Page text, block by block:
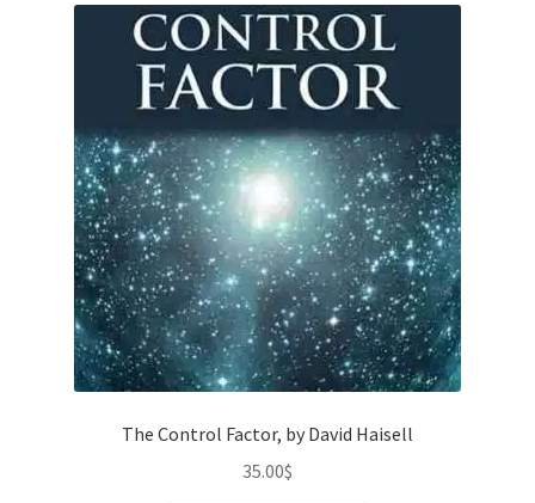
The Control Factor, by David Haisell
35.00$